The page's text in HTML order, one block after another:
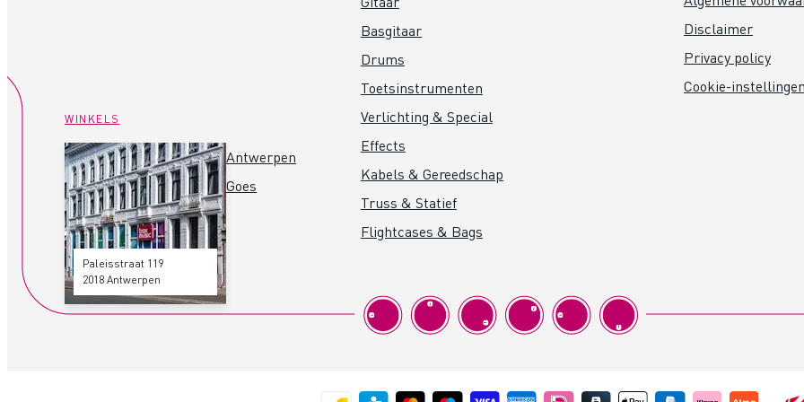
WINKELS
Paleisstraat 119
2018 Antwerpen
Antwerpen
Goes
Basgitaar
Drums
Toetsinstrumenten
Verlichting & Special
Effects
Kabels & Gereedschap
Truss & Statief
Flightcases & Bags
Disclaimer
Privacy policy
Cookie-